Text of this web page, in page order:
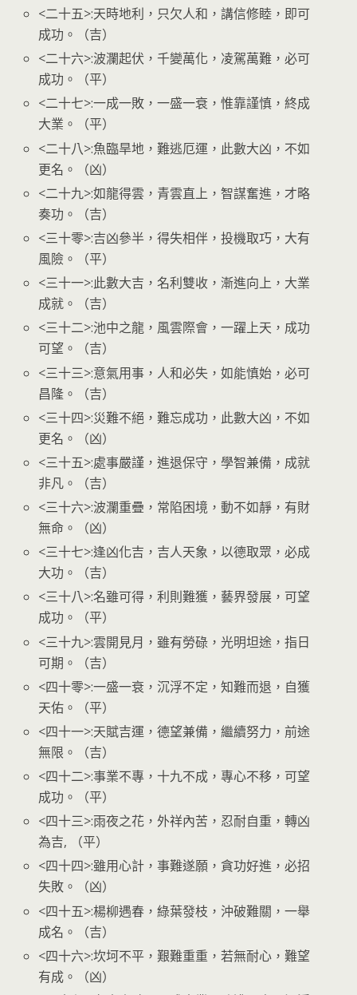
<二十五>:天時地利，只欠人和，講信修睦，即可
成功。（吉）
<二十六>:波瀾起伏，千變萬化，凌駕萬難，必可
成功。（平）
<二十七>:一成一敗，一盛一衰，惟靠謹慎，終成
大業。（平）
<二十八>:魚臨旱地，難逃厄運，此數大凶，不如
更名。（凶）
<二十九>:如龍得雲，青雲直上，智謀奮進，才略
奏功。（吉）
<三十零>:吉凶參半，得失相伴，投機取巧，大有
風險。（平）
<三十一>:此數大吉，名利雙收，漸進向上，大業
成就。（吉）
<三十二>:池中之龍，風雲際會，一躍上天，成功
可望。（吉）
<三十三>:意氣用事，人和必失，如能慎始，必可
昌隆。（吉）
<三十四>:災難不絕，難忘成功，此數大凶，不如
更名。（凶）
<三十五>:處事嚴謹，進退保守，學智兼備，成就
非凡。（吉）
<三十六>:波瀾重疊，常陷困境，動不如靜，有財
無命。（凶）
<三十七>:逢凶化吉，吉人天象，以德取眾，必成
大功。（吉）
<三十八>:名雖可得，利則難獲，藝界發展，可望
成功。（平）
<三十九>:雲開見月，雖有勞碌，光明坦途，指日
可期。（吉）
<四十零>:一盛一衰，沉浮不定，知難而退，自獲
天佑。（平）
<四十一>:天賦吉運，德望兼備，繼續努力，前途
無限。（吉）
<四十二>:事業不專，十九不成，專心不移，可望
成功。（平）
<四十三>:雨夜之花，外祥內苦，忍耐自重，轉凶
為吉, （平）
<四十四>:雖用心計，事難遂願，貪功好進，必招
失敗。（凶）
<四十五>:楊柳遇春，綠葉發枝，沖破難關，一舉
成名。（吉）
<四十六>:坎坷不平，艱難重重，若無耐心，難望
有成。（凶）